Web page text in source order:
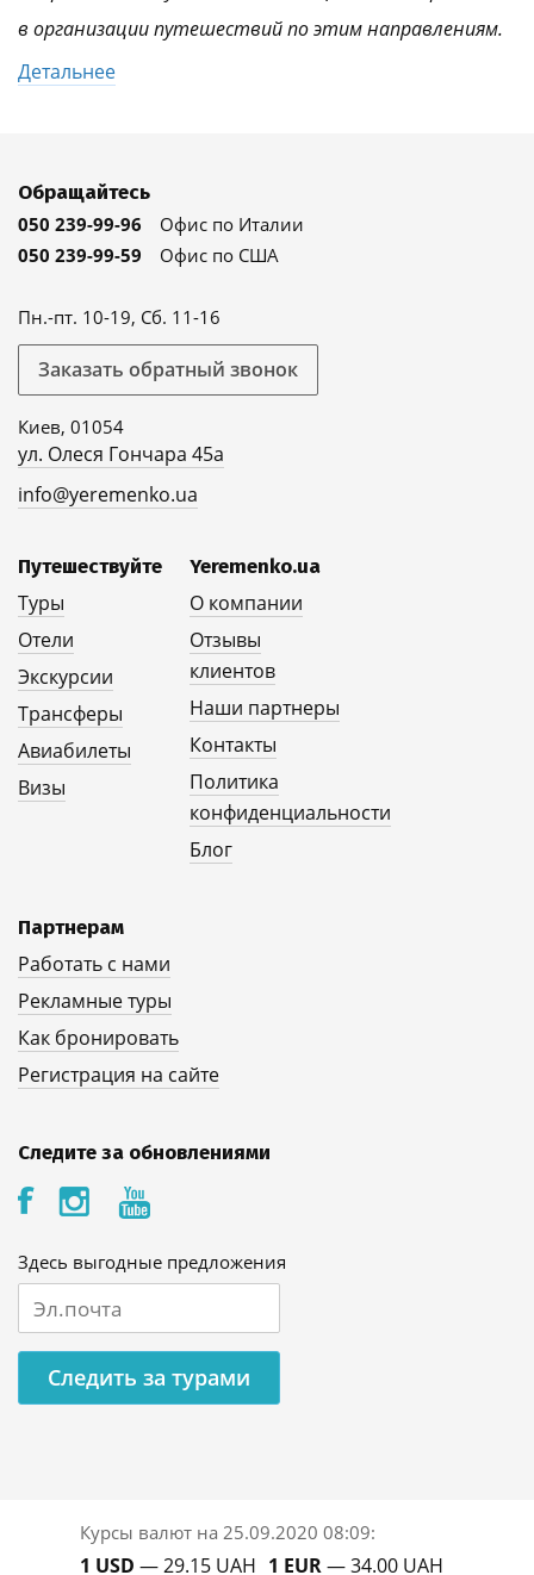
в организации путешествий по этим направлениям.
Детальнее
Обращайтесь
050 239-99-96
Офис по Италии
050 239-99-59
Офис по США
Пн.-пт. 10-19, Сб. 11-16
Заказать обратный звонок
Киев, 01054
ул. Олеся Гончара 45а
info@yeremenko.ua
Путешествуйте
Туры
Отели
Экскурсии
Трансферы
Авиабилеты
Визы
Yeremenko.ua
О компании
Отзывы
клиентов
Наши партнеры
Контакты
Политика
конфиденциальности
Блог
Партнерам
Работать с нами
Рекламные туры
Как бронировать
Регистрация на сайте
Следите за обновлениями
Здесь выгодные предложения
Следить за турами
Курсы валют на 25.09.2020 08:09:
1 USD — 29.15 UAH 1 EUR— 34.00 UAH